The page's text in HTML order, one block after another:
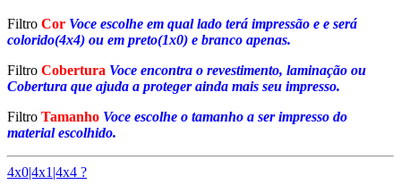
Filtro Cor Voce escolhe em qual lado terá impressão e e será
colorido(4x4) ou em preto(1x0) e branco apenas.
Filtro Cobertura Voce encontra o revestimento, laminação ou
Cobertura que ajuda a proteger ainda mais seu impresso.
Filtro Tamanho Voce escolhe o tamanho a ser impresso do
material escolhido.
4x0|4x1|4x4 ?